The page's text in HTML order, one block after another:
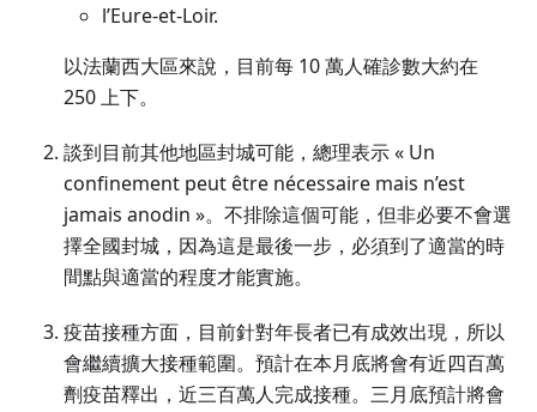
l’Eure-et-Loir.
以法蘭西大區來說，目前每 10 萬人確診數大約在
250 上下。
談到目前其他地區封城可能，總理表示 « Un
confinement peut être nécessaire mais n’est
jamais anodin »。不排除這個可能，但非必要不會選
擇全國封城，因為這是最後一步，必須到了適當的時
間點與適當的程度才能實施。
疫苗接種方面，目前針對年長者已有成效出現，所以
會繼續擴大接種範圍。預計在本月底將會有近四百萬
劑疫苗釋出，近三百萬人完成接種。三月底預計將會